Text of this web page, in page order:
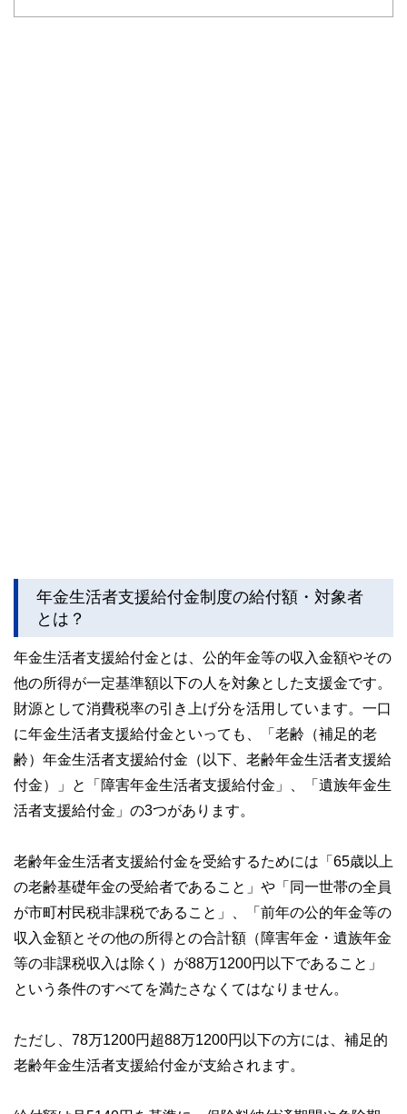
かしく感じられる年金や税金、相続、保険、ローンなどの話
年金生活者支援給付金制度の給付額・対象者
とは？
年金生活者支援給付金とは、公的年金等の収入金額やその
他の所得が一定基準額以下の人を対象とした支援金です。
財源として消費税率の引き上げ分を活用しています。一口
に年金生活者支援給付金といっても、「老齢（補足的老
齢）年金生活者支援給付金（以下、老齢年金生活者支援給
付金）」と「障害年金生活者支援給付金」、「遺族年金生
活者支援給付金」の3つがあります。
老齢年金生活者支援給付金を受給するためには「65歳以上
の老齢基礎年金の受給者であること」や「同一世帯の全員
が市町村民税非課税であること」、「前年の公的年金等の
収入金額とその他の所得との合計額（障害年金・遺族年金
等の非課税収入は除く）が88万1200円以下であること」
という条件のすべてを満たさなくてはなりません。
ただし、78万1200円超88万1200円以下の方には、補足的
老齢年金生活者支援給付金が支給されます。